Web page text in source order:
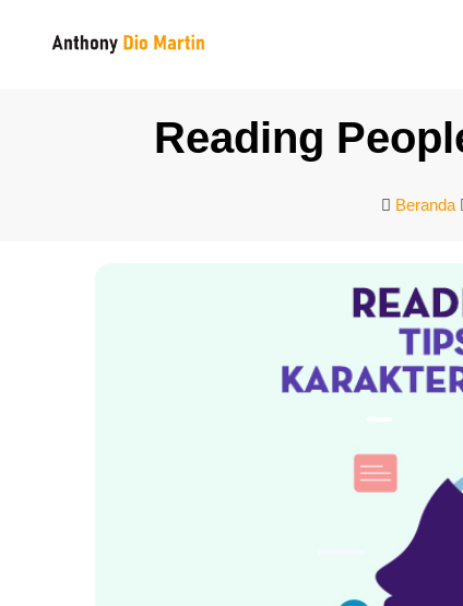
Reading
Beranda